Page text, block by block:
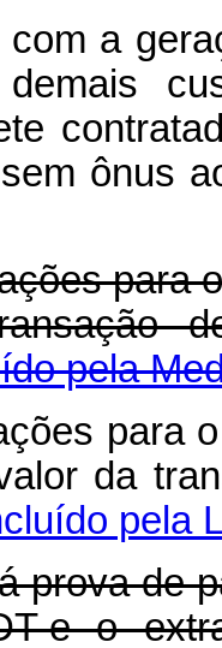
com a
ônus
para
pela
para
da
pela
prova de
e o